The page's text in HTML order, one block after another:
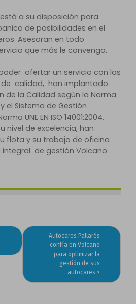
a su disposición para
de posibilidades en el
Asesoran en todo
que más le convenga.
ofertar un servicio con las
calidad, han implantado
de la Calidad según la Norma
y el Sistema de Gestión
UNE EN ISO 14001:2004.
nivel de excelencia, han
flota y su trabajo de oficina
de gestión Volcano.
Autocares Pallarés
confía en Volcano
para optimizar la
gestión de sus
autocares